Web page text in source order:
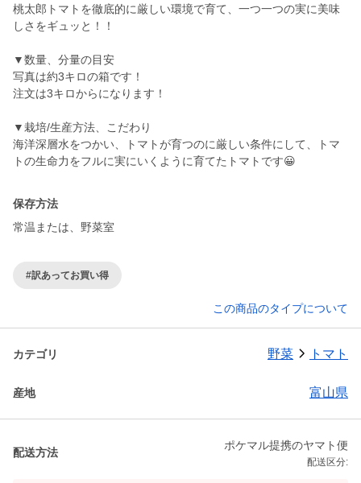
桃太郎トマトを徹底的に厳しい環境で育て、一つ一つの実に美味
しさをギュッと！！
▼数量、分量の目安
写真は約3キロの箱です！
注文は3キロからになります！
▼栽培/生産方法、こだわり
海洋深層水をつかい、トマトが育つのに厳しい条件にして、トマ
保存方法
常温または、野菜室
#訳あってお買い得
この商品のタイプについて
カテゴリ 野菜 トマト
産地 富山県
配送方法
ポケマル提携のヤマト便
配送区分: